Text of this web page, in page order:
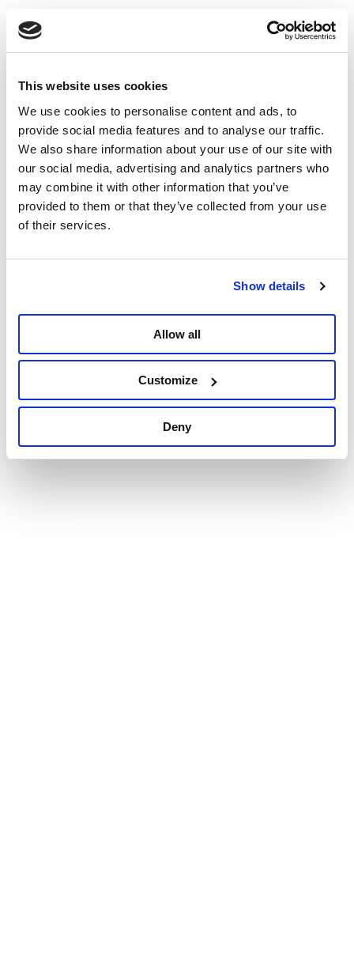
This website uses cookies
We use cookies to personalise content and ads, to
provide social media features and to analyse our traffic.
We also share information about your use of our site with
our social media, advertising and analytics partners who
may combine it with other information that you’ve
provided to them or that they’ve collected from your use
of their services.
Show details
Allow all
Customize
Deny